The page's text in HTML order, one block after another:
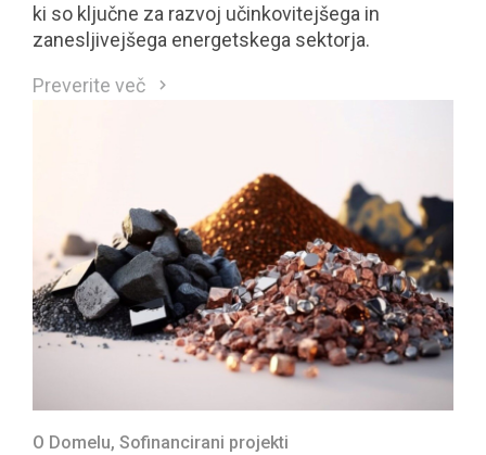
ki so ključne za razvoj učinkovitejšega in
zanesljivejšega energetskega sektorja.
Preverite več
O Domelu, Sofinancirani projekti